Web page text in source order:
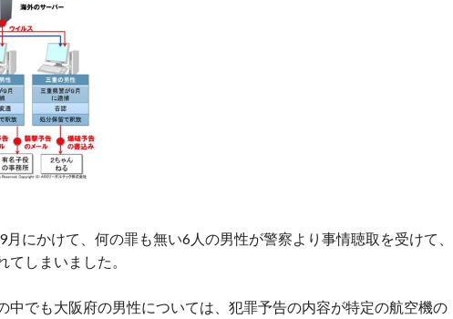
にかけて、何の罪も無い6人の男性が警察より事情聴取を受けて、
てしまいました。
中でも大阪府の男性については、犯罪予告の内容が特定の航空機の